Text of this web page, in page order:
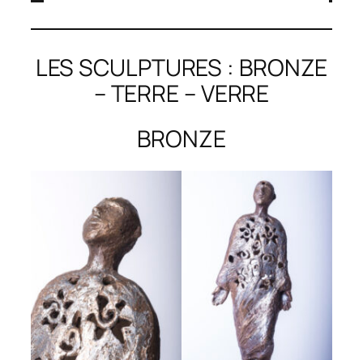
LES SCULPTURES : BRONZE
– TERRE – VERRE
BRONZE